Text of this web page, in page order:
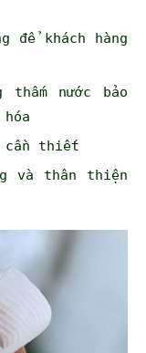
để khách hàng
thấm nước bảo
cần thiết
và thân thiện